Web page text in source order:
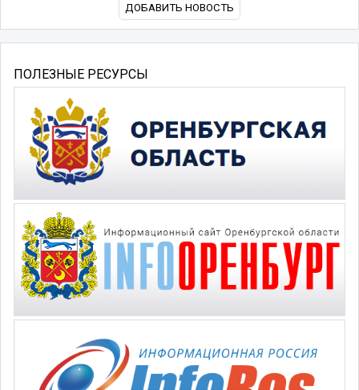
ДОБАВИТЬ НОВОСТЬ
ПОЛЕЗНЫЕ РЕСУРСЫ